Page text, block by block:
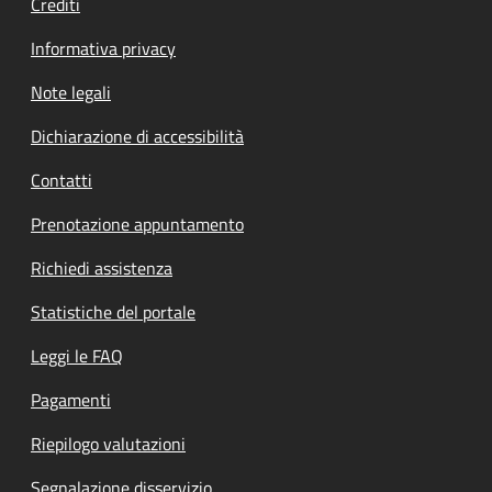
Informativa privacy
Note legali
Dichiarazione di accessibilità
Contatti
Prenotazione appuntamento
Richiedi assistenza
Statistiche del portale
Leggi le FAQ
Pagamenti
Riepilogo valutazioni